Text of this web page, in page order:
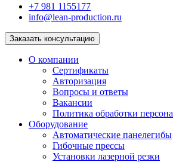
+7 981 1155177
info@lean-production.ru
Заказать консультацию
O компании
Сертификаты
Авторизация
Вопросы и ответы
Вакансии
Политика обработки
Оборудование
Автоматические панелегибы
Гибочные прессы
Установки лазерной резки